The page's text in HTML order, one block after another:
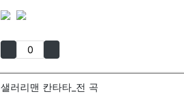
샐러리맨 칸타타_전 곡